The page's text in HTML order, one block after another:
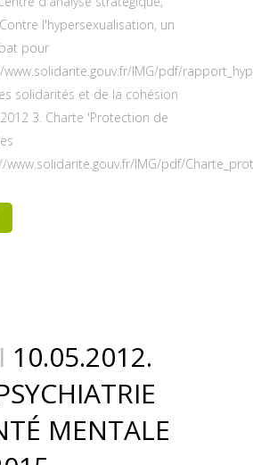
l'hypersexualisation, un
pour
IMG/pdf/
solidarités et de la cohésion
3. Charte 'Protection de
IMG/pdf/
10.05.2012.
MENTALE